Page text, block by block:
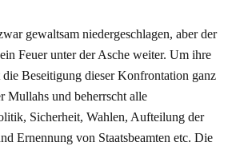
gewaltsam niedergeschlagen, aber der
Feuer unter der Asche weiter. Um ihre
Beseitigung dieser Konfrontation ganz
Mullahs und beherrscht alle
Sicherheit, Wahlen, Aufteilung der
Ernennung von Staatsbeamten etc. Die